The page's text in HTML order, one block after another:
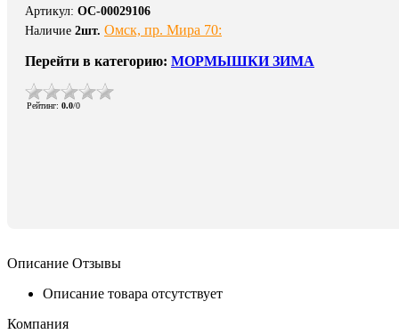
Артикул: ОС-00029106
Наличие 2шт. Омск, пр. Мира 70:
Перейти в категорию: МОРМЫШКИ ЗИМА
Рейтинг: 0.0/0
Описание Отзывы
Описание товара отсутствует
Компания